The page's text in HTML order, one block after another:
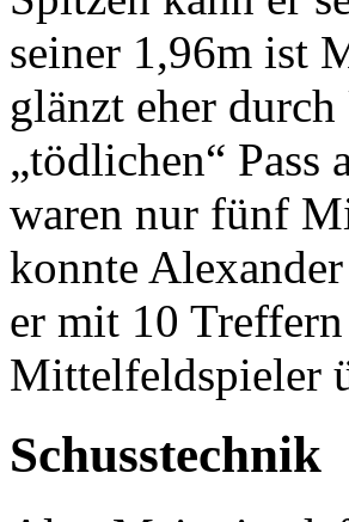
seiner 1,96m ist
glänzt eher
„tödlichen“ Pass
waren nur fünf
konnte
er mit 10
Mittelfeldspieler
Schusstechnik